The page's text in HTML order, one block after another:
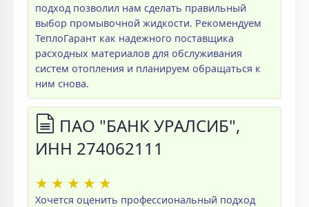
подход позволил нам сделать правильный
выбор промывочной жидкости. Рекомендуем
ТеплоГарант как надежного поставщика
расходных материалов для обслуживания
систем отопления и планируем обращаться к
ним снова.
ПАО "БАНК УРАЛСИБ",
ИНН 274062111
★ ★ ★ ★ ★
Хочется оценить профессиональный подход